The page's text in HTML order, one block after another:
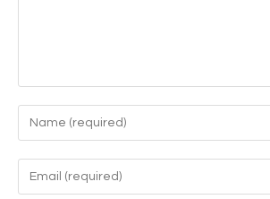
your
name
your